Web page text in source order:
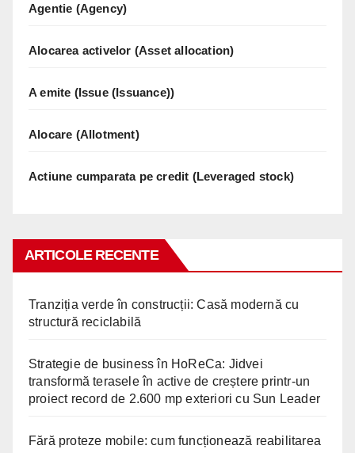
Agentie (Agency)
Alocarea activelor (Asset allocation)
A emite (Issue (Issuance))
Alocare (Allotment)
Actiune cumparata pe credit (Leveraged stock)
ARTICOLE RECENTE
Tranziția verde în construcții: Casă modernă cu
structură reciclabilă
Strategie de business în HoReCa: Jidvei
transformă terasele în active de creștere printr-un
proiect record de 2.600 mp exteriori cu Sun Leader
Fără proteze mobile: cum funcționează reabilitarea